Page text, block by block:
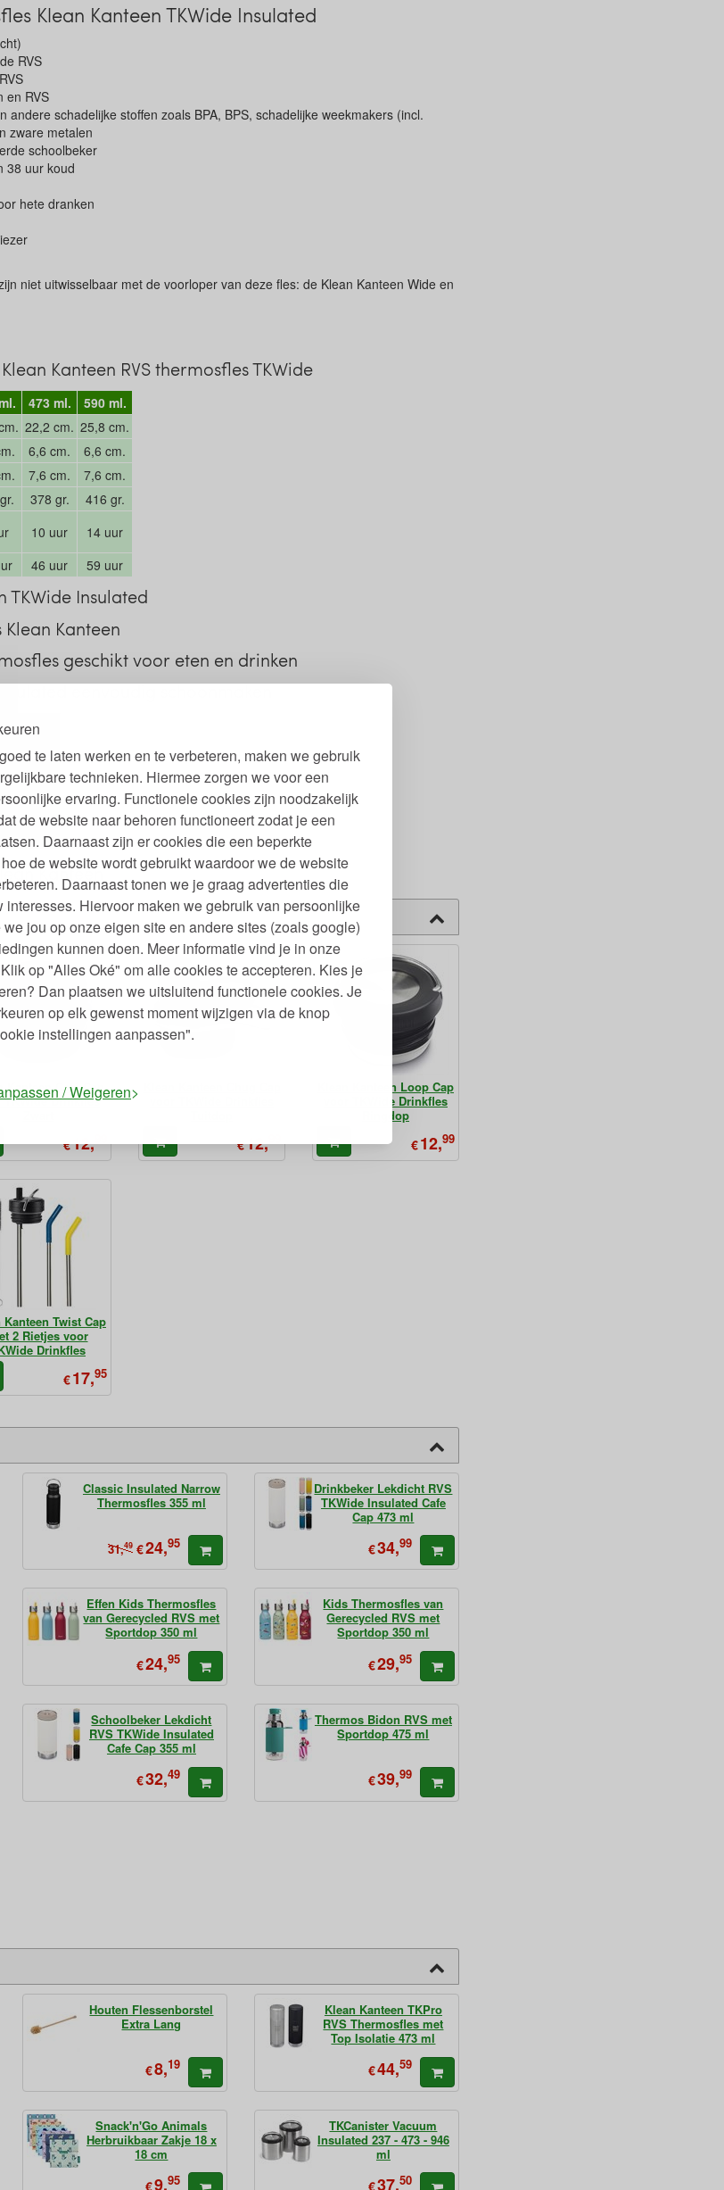
te laten werken en te verbeteren, maken we gebruik
technieken. Hiermee zorgen we voor een
ervaring. Functionele cookies zijn noodzakelijk
de website naar behoren functioneert zodat je een
Daarnaast zijn er cookies die een beperkte
de website wordt gebruikt waardoor we de website
Daarnaast tonen we je graag advertenties die
interesses. Hiervoor maken we gebruik van persoonlijke
jou op onze eigen site en andere sites (zoals google)
kunnen doen. Meer informatie vind je in onze
op "Alles Oké" om alle cookies te accepteren. Kies je
Dan plaatsen we uitsluitend functionele cookies. Je
op elk gewenst moment wijzigen via de knop
instellingen aanpassen".
/ Weigeren
Klean Kanteen TKWide Insulated
RVS
en RVS
andere schadelijke stoffen zoals BPA, BPS, schadelijke weekmakers (incl.
zware metalen
schoolbeker
38 uur koud
hete dranken
niet uitwisselbaar met de voorloper van deze fles: de Klean Kanteen Wide en
Kanteen RVS thermosfles TKWide
473 ml.
590 ml.
22,2 cm. 25,8 cm.
6,6 cm.
6,6 cm.
7,6 cm.
7,6 cm.
378 gr.
416 gr.
10 uur
14 uur
46 uur 59 uur
TKWide Insulated
Kanteen
geschikt voor eten en drinken
eenvoudig schoonmaken
Kanteen
Kanteen Café Cap
TKWide Drinkfles
€12, €12,
Klean Kanteen Loop Cap
voor TKWide Drinkfles
Ringdop
€12,99
Kanteen Twist Cap
2 Rietjes voor
Drinkfles
€17,95
Classic Insulated Narrow
Thermosfles 355 ml
31,49 €24,95
Drinkbeker Lekdicht RVS
TKWide Insulated Cafe
Cap 473 ml
€34,99
Effen Kids Thermosfles
van Gerecycled RVS met
Sportdop 350 ml
€24,95
Kids Thermosfles van
Gerecycled RVS met
Sportdop 350 ml
€29,95
Schoolbeker Lekdicht
RVS TKWide Insulated
Cafe Cap 355 ml
€32,49
Thermos Bidon RVS met
Sportdop 475 ml
€39,99
Houten Flessenborstel
Extra Lang
€8,19
Klean Kanteen TKPro
RVS Thermosfles met
Top Isolatie 473 ml
€44,59
Snack'n'Go Animals
Herbruikbaar Zakje 18 x
18 cm
€9,95
TKCanister Vacuum
Insulated 237 - 473 - 946
ml
€37,50